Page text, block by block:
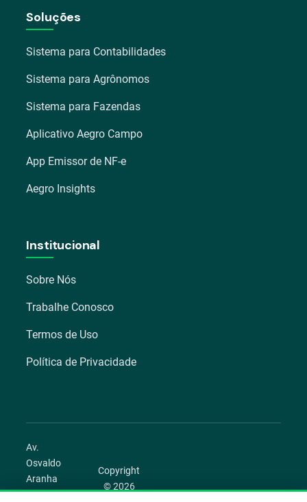
Soluções
Sistema para Contabilidades
Sistema para Agrônomos
Sistema para Fazendas
Aplicativo Aegro Campo
App Emissor de NF-e
Aegro Insights
Institucional
Sobre Nós
Trabalhe Conosco
Termos de Uso
Política de Privacidade
Av.
Osvaldo
Aranha
1022 –
Copyright
© 2026